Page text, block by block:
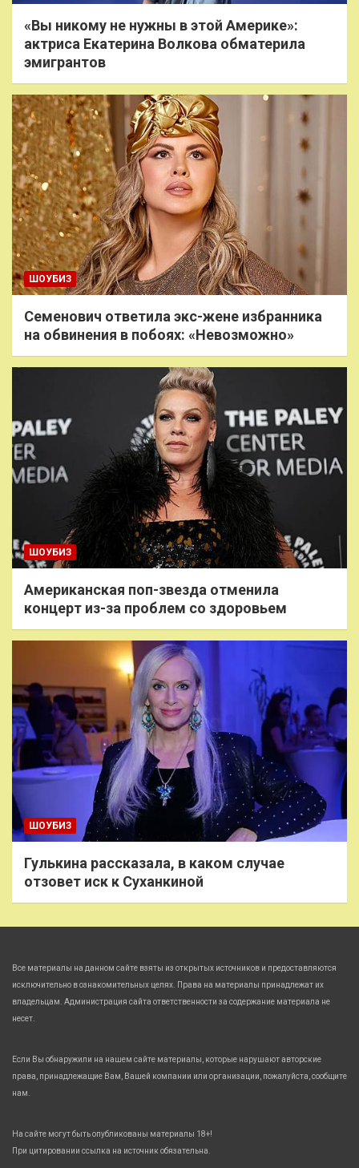
«Вы никому не нужны в этой Америке»:
актриса Екатерина Волкова обматерила
эмигрантов
ШОУБИЗ
Семенович ответила экс-жене избранника
на обвинения в побоях: «Невозможно»
ШОУБИЗ
Американская поп-звезда отменила
концерт из-за проблем со здоровьем
ШОУБИЗ
Гулькина рассказала, в каком случае
отзовет иск к Суханкиной
Все материалы на данном сайте взяты из открытых источников и предоставляются
исключительно в ознакомительных целях. Права на материалы принадлежат их
владельцам. Администрация сайта ответственности за содержание материала не
несет.
Если Вы обнаружили на нашем сайте материалы, которые нарушают авторские
права, принадлежащие Вам, Вашей компании или организации, пожалуйста, сообщите
нам.
На сайте могут быть опубликованы материалы 18+!
При цитировании ссылка на источник обязательна.